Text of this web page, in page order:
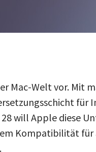
Mac-Welt vor. Mit
für
will Apple diese
Kompatibilität